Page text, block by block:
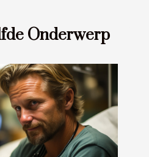
Onderwerp